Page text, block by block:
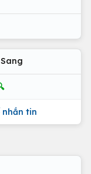
nhắn tin